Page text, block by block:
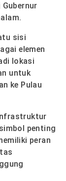
sisi
elemen
lokasi
untuk
ke Pulau
penting
peran